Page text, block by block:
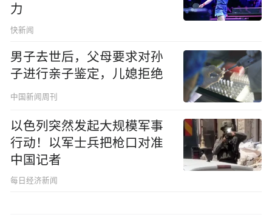
力
快新闻
男子去世后，父母要求对孙
子进行亲子鉴定，儿媳拒绝
中国新闻周刊
以色列突然发起大规模军事
行动！以军士兵把枪口对准
中国记者
每日经济新闻